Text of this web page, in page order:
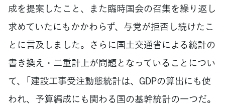
成を提案したこと、また臨時国会の召集を繰り返し
求めていたにもかかわらず、与党が拒否し続けたこ
とに言及しました。さらに国土交通省による統計の
書き換え・二重計上が問題となっていることについ
て、「建設工事受注動態統計は、GDPの算出にも使
われ、予算編成にも関わる国の基幹統計の一つだ。